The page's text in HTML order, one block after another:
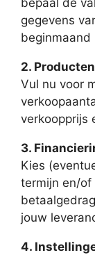
bepaal de
gegevens
beginmaand
2.
Vul nu voor
verkoopprijs
3.
Kies
termijn en/of
jouw
4.